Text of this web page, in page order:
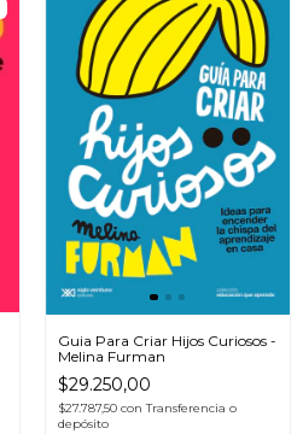
Guia Para Criar Hijos Curiosos -
Melina Furman
$29.250,00
$27.787,50 con Transferencia o
depósito